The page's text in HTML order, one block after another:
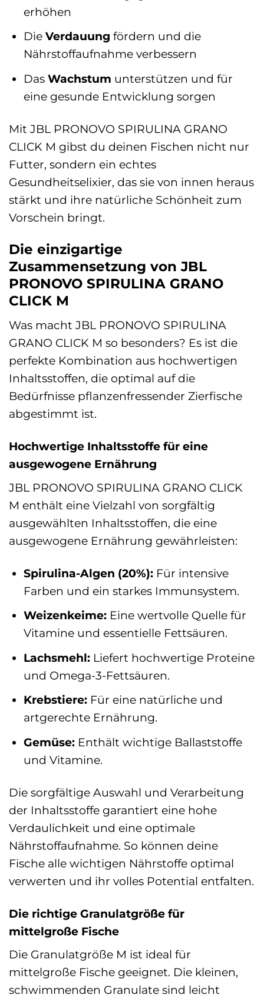
erhöhen
Die Verdauung fördern und die
Nährstoffaufnahme verbessern
Das Wachstum unterstützen und für
eine gesunde Entwicklung sorgen
Mit JBL PRONOVO SPIRULINA GRANO
CLICK M gibst du deinen Fischen nicht nur
Futter, sondern ein echtes
Gesundheitselixier, das sie von innen heraus
stärkt und ihre natürliche Schönheit zum
Vorschein bringt.
Die einzigartige
Zusammensetzung von JBL
PRONOVO SPIRULINA GRANO
CLICK M
Was macht JBL PRONOVO SPIRULINA
GRANO CLICK M so besonders? Es ist die
perfekte Kombination aus hochwertigen
Inhaltsstoffen, die optimal auf die
Bedürfnisse pflanzenfressender Zierfische
abgestimmt ist.
Hochwertige Inhaltsstoffe für eine
ausgewogene Ernährung
JBL PRONOVO SPIRULINA GRANO CLICK
M enthält eine Vielzahl von sorgfältig
ausgewählten Inhaltsstoffen, die eine
ausgewogene Ernährung gewährleisten:
Spirulina-Algen (20%):Für intensive
Farben und ein starkes Immunsystem.
Weizenkeime:Eine wertvolle Quelle für
Vitamine und essentielle Fettsäuren.
Lachsmehl:Liefert hochwertige Proteine
und Omega-3-Fettsäuren.
Krebstiere:Für eine natürliche und
artgerechte Ernährung.
Gemüse:Enthält wichtige Ballaststoffe
und Vitamine.
Die sorgfältige Auswahl und Verarbeitung
der Inhaltsstoffe garantiert eine hohe
Verdaulichkeit und eine optimale
Nährstoffaufnahme. So können deine
Fische alle wichtigen Nährstoffe optimal
verwerten und ihr volles Potential entfalten.
Die richtige Granulatgröße für
mittelgroße Fische
Die Granulatgröße M ist ideal für
mittelgroße Fische geeignet. Die kleinen,
schwimmenden Granulate sind leicht